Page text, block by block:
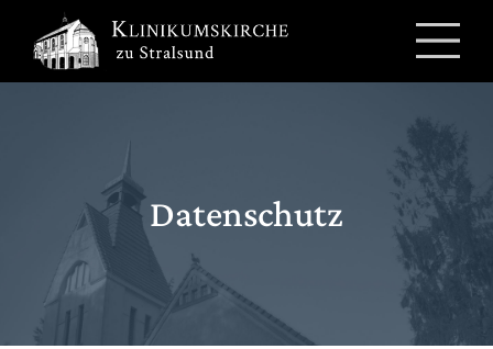
Inhalt
springen
Datenschutz